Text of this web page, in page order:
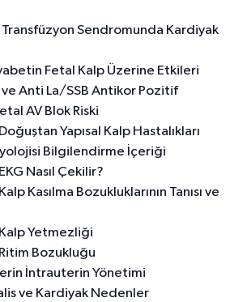
Transfüzyon Sendromunda Kardiyak
Fetal Kalp Üzerine Etkileri
Anti La/SSB Antikor Pozitif
AV Blok Riski
Yapısal Kalp Hastalıkları
Bilgilendirme İçeriği
Nasıl Çekilir?
Kasılma Bozukluklarının Tanısı ve
Yetmezliği
Bozukluğu
İntrauterin Yönetimi
ve Kardiyak Nedenler